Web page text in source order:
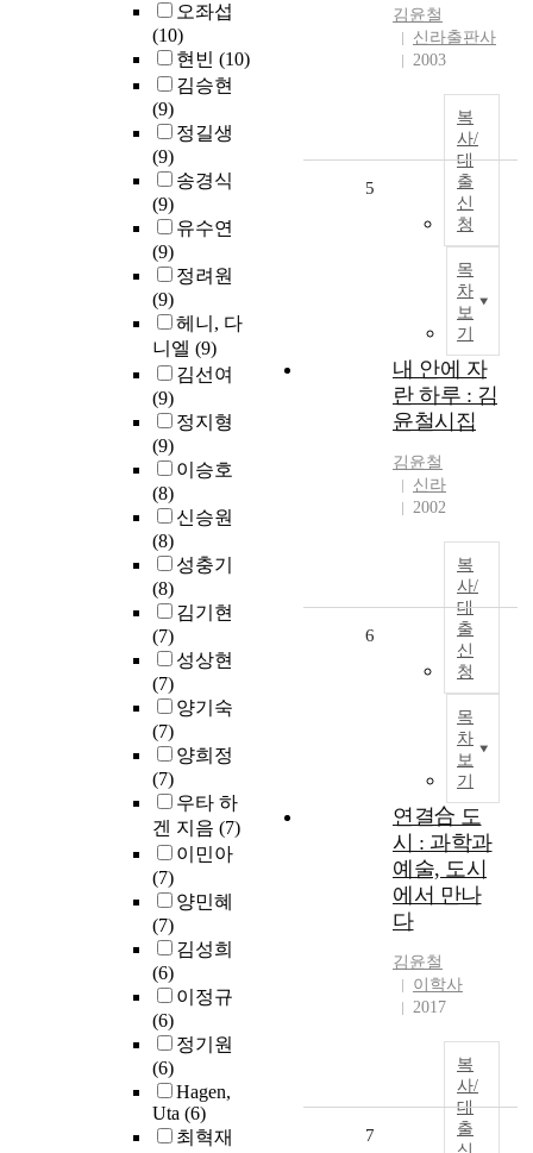
오좌섭
(10)
현빈 (10)
김승현
(9)
정길생
(9)
송경식
(9)
유수연
(9)
정려원
(9)
헤니, 다
니엘 (9)
김선여
(9)
정지형
(9)
이승호
(8)
신승원
(8)
성충기
(8)
김기현
(7)
성상현
(7)
양기숙
(7)
양희정
(7)
우타 하
겐 지음 (7)
이민아
(7)
양민혜
(7)
김성희
(6)
이정규
(6)
정기원
(6)
Hagen,
Uta (6)
최혁재
김윤철
신라출판사
2003
복
사/
대
출
신
청
목
차
보
기
5
내 안에 자
란 하루 : 김
윤철시집
김윤철
신라
2002
복
사/
대
출
신
청
목
차
보
기
6
연결合 도
시 : 과학과
예술, 도시
에서 만나
다
김윤철
이학사
2017
복
사/
대
출
7